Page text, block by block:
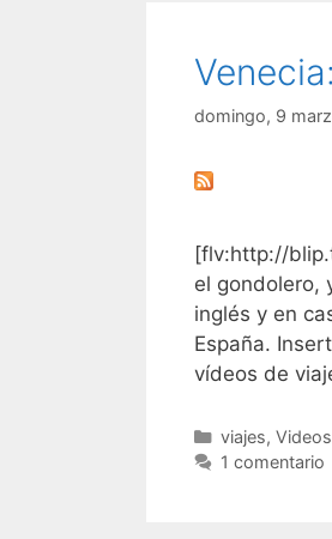
domingo, 9
[flv:http://
el gondolero,
inglés y en
España.
vídeos de
Categorías
viajes,
1 comentario